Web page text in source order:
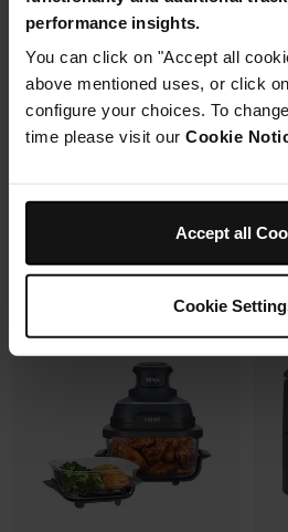
performance insights.
You can click on "Accept all
above mentioned uses, or click
configure your choices. To
time please visit our Cookie
Accept all
Cookie
6 modes de cuisson (max
Synchronisation des
cuissons
179,99 € Prix réduit de
269,99 €au
Voir les détails